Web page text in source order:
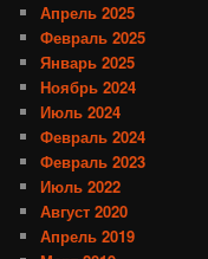
Апрель 2025
Февраль 2025
Январь 2025
Ноябрь 2024
Июль 2024
Февраль 2024
Февраль 2023
Июль 2022
Август 2020
Апрель 2019